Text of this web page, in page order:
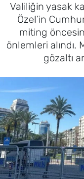
Valiliğin yasak
Özel’in
miting
önlemleri alındı.
gözaltı